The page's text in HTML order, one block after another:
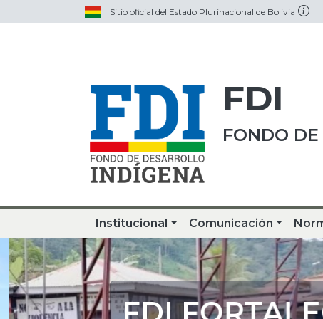
Sitio oficial del Estado Plurinacional de Bolivia
FDI
FONDO
Institucional Comunicación